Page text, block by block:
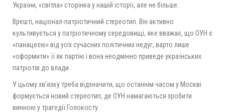
України, «світла» сторінка у нашій історії, але не більше.
Врешті, націонал-патріотичний стереотип. Він активно
культивується у патріотичному середовищі, яке вважає, що ОУН є
«панацеєю» від усіх сучасних політичних недуг, варто лише
«оформити» її як партію і вона неодмінно приведе українських
патріотів до влади.
У цьому зв’язку треба відзначити, що останнім часом у Москві
формується новий стереотип, де ОУН намагаються зробити
винною у трагедії Голокосту.